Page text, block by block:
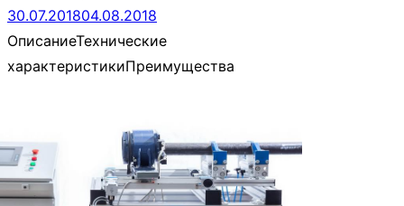
30.07.201804.08.2018
ОписаниеТехнические
характеристикиПреимущества